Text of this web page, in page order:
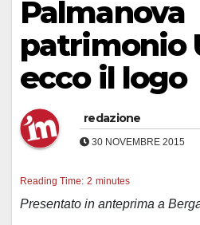
Palmanova
patrimonio
ecco il logo
redazione
30 NOVEMBRE 2015
Reading Time: 2 minutes
Presentato in anteprima a